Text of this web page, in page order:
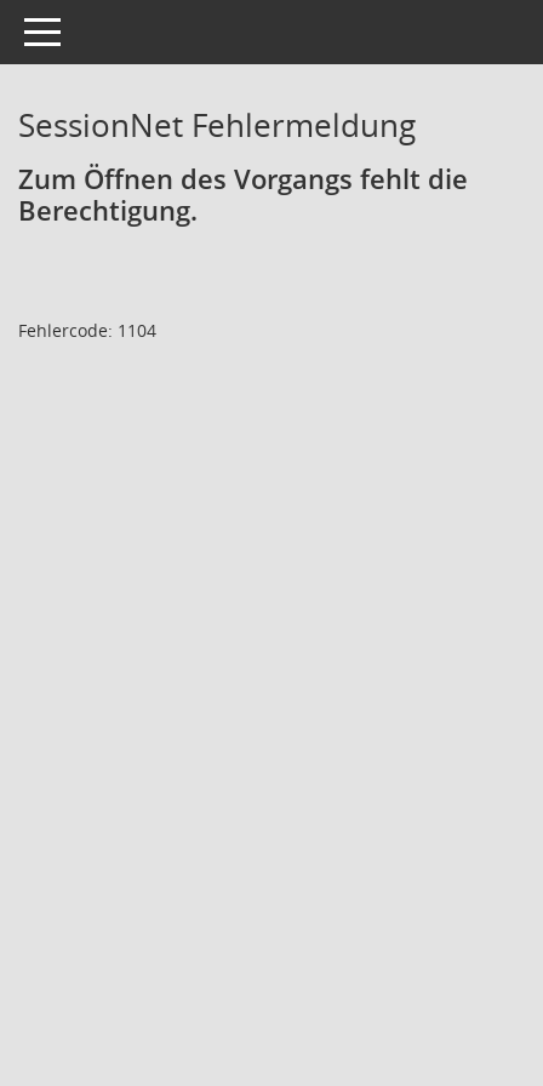
Toggle navigation
SessionNet Fehlermeldung
Zum Öffnen des Vorgangs fehlt die
Berechtigung.
Fehlercode: 1104